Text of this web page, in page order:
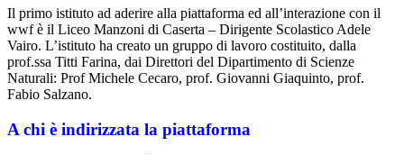
Il primo istituto ad aderire alla piattaforma ed all’interazione con il
wwf è il Liceo Manzoni di Caserta – Dirigente Scolastico Adele
Vairo. L’istituto ha creato un gruppo di lavoro costituito, dalla
prof.ssa Titti Farina, dai Direttori del Dipartimento di Scienze
Naturali: Prof Michele Cecaro, prof. Giovanni Giaquinto, prof.
Fabio Salzano.
A chi è indirizzata la piattaforma